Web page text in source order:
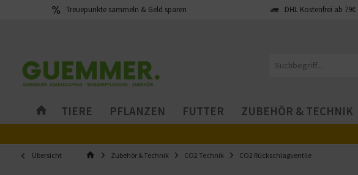
Treuepunkte sammeln & Geld sparen DHL Kostenfrei ab 79€
TIERE PFLANZEN FUTTER ZUBEHÖR & TECHNIK
Übersicht Zubehör & Technik CO2 Technik CO2 Rückschlagventile